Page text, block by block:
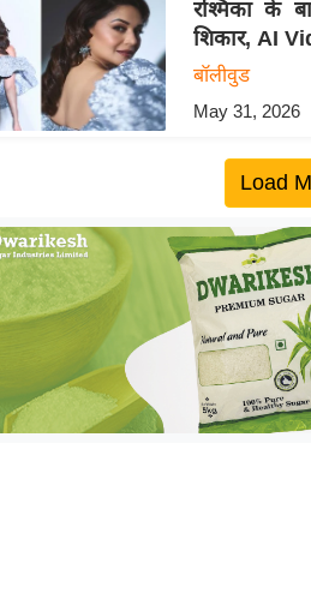
रश्मिका के
शिकार, AI
बॉलीवुड
May 31, 2026
Load